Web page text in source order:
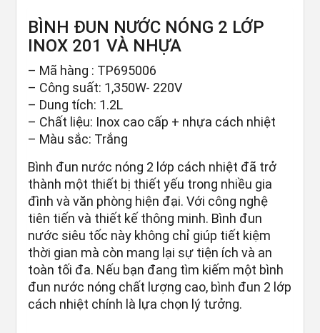
BÌNH ĐUN NƯỚC NÓNG 2 LỚP
INOX 201 VÀ NHỰA
– Mã hàng : TP695006
– Công suất: 1,350W- 220V
– Dung tích: 1.2L
– Chất liệu: Inox cao cấp + nhựa cách nhiệt
– Màu sắc: Trắng
Bình đun nước nóng 2 lớp cách nhiệt đã trở
thành một thiết bị thiết yếu trong nhiều gia
đình và văn phòng hiện đại. Với công nghệ
tiên tiến và thiết kế thông minh. Bình đun
nước siêu tốc này không chỉ giúp tiết kiệm
thời gian mà còn mang lại sự tiện ích và an
toàn tối đa. Nếu bạn đang tìm kiếm một bình
đun nước nóng chất lượng cao, bình đun 2 lớp
cách nhiệt chính là lựa chọn lý tưởng.